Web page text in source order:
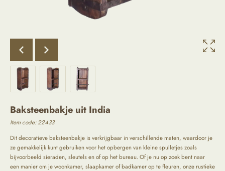
Baksteenbakje uit India
Item code: 22433
Dit decoratieve baksteenbakje is verkrijgbaar in verschillende maten, waardoor je
ze gemakkelijk kunt gebruiken voor het opbergen van kleine spulletjes zoals
bijvoorbeeld sieraden, sleutels en of op het bureau. Of je nu op zoek bent naar
een manier om je woonkamer, slaapkamer of badkamer op te fleuren, onze rustieke